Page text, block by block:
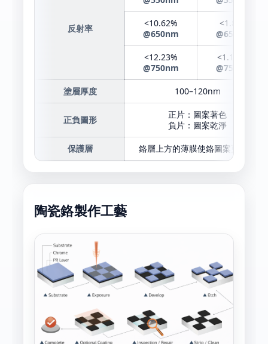
反射率
<10.62%
@650nm
<1.89%
@650nm
<12.23%
@750nm
<1.168%
@750nm
塗層厚度 100–120nm
正負圖形
正片：圖案著色
負片：圖案乾淨
保護層 鉻層上方的薄膜使鉻圖案更耐用
陶瓷鉻製作工藝